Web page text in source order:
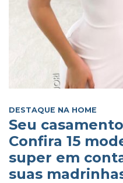
DESTAQUE NA HOME
Seu
Confira 15
super em
suas